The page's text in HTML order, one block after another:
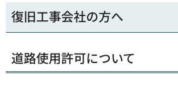
復旧工事会社の方へ
道路使用許可について